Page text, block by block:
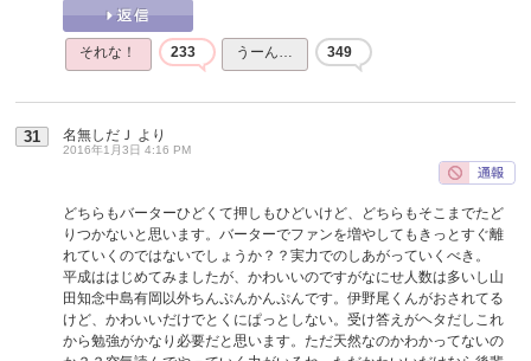
それな！ 233 うーん… 349
31 名無しだＪ より
2016年1月3日 4:16 PM
どちらもバーターひどくて押しもひどいけど、どちらもそこまでたど
りつかないと思います。バーターでファンを増やしてもきっとすぐ離
れていくのではないでしょうか？？実力でのしあがっていくべき。
平成ははじめてみましたが、かわいいのですがなにせ人数は多いし山
田知念中島有岡以外ちんぷんかんぷんです。伊野尾くんがおされてる
けど、かわいいだけでとくにぱっとしない。受け答えがヘタだしこれ
から勉強がかなり必要だと思います。ただ天然なのかわかってないの